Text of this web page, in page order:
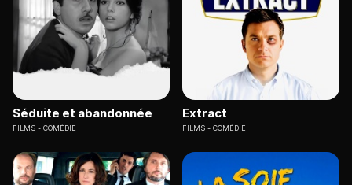
Séduite et abandonnée
FILMS COMÉDIE
Extract
FILMS COMÉDIE